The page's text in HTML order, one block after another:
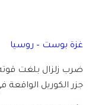
غزة بوست – روسيا
جزر الكوريل